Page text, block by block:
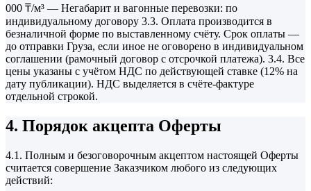
000 ₸/м³ — Негабарит и вагонные перевозки: по
индивидуальному договору 3.3. Оплата производится в
безналичной форме по выставленному счёту. Срок оплаты —
до отправки Груза, если иное не оговорено в индивидуальном
соглашении (рамочный договор с отсрочкой платежа). 3.4. Все
цены указаны с учётом НДС по действующей ставке (12% на
дату публикации). НДС выделяется в счёте-фактуре
отдельной строкой.
4. Порядок акцепта Оферты
4.1. Полным и безоговорочным акцептом настоящей Оферты
считается совершение Заказчиком любого из следующих
действий: